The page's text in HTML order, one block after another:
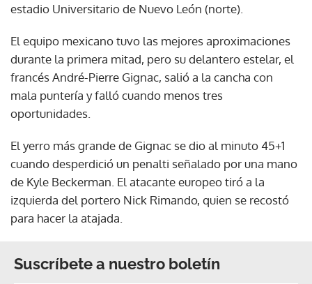
estadio Universitario de Nuevo León (norte).
El equipo mexicano tuvo las mejores aproximaciones
durante la primera mitad, pero su delantero estelar, el
francés André-Pierre Gignac, salió a la cancha con
mala puntería y falló cuando menos tres
oportunidades.
El yerro más grande de Gignac se dio al minuto 45+1
cuando desperdició un penalti señalado por una mano
de Kyle Beckerman. El atacante europeo tiró a la
izquierda del portero Nick Rimando, quien se recostó
para hacer la atajada.
Suscríbete a nuestro boletín